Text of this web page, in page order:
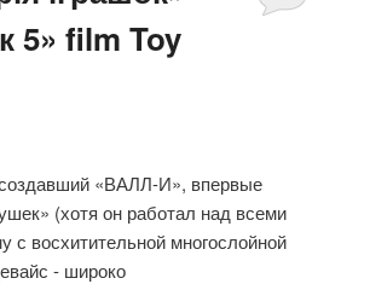
5» film Toy
«ВАЛЛ-И», впервые
(хотя он работал над всеми
восхитительной многослойной
- широко